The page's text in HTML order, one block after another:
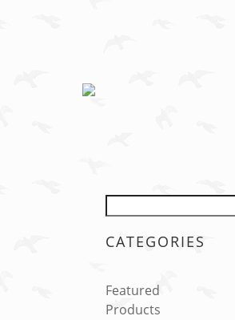
CATEGORIES
Featured
Products